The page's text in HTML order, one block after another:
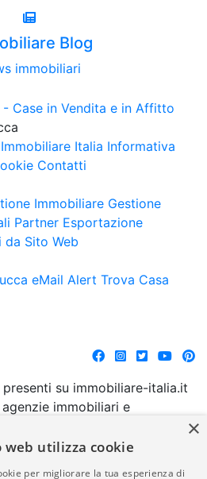
Blog
immobiliari
Italia Informativa
Contatti
Immobiliare Gestione
Partner Esportazione
da Sito Web
eMail Alert Trova Casa
su immobiliare-italia.it
immobiliari e
o l'avallo da parte di
×
web utilizza cookie
per migliorare la tua esperienza di